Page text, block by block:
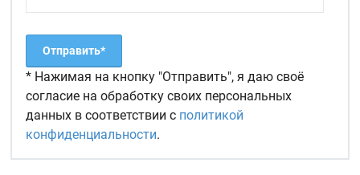
* Нажимая на кнопку "Отправить", я даю своё
согласие на обработку своих персональных
данных в соответствии с политикой
конфиденциальности.